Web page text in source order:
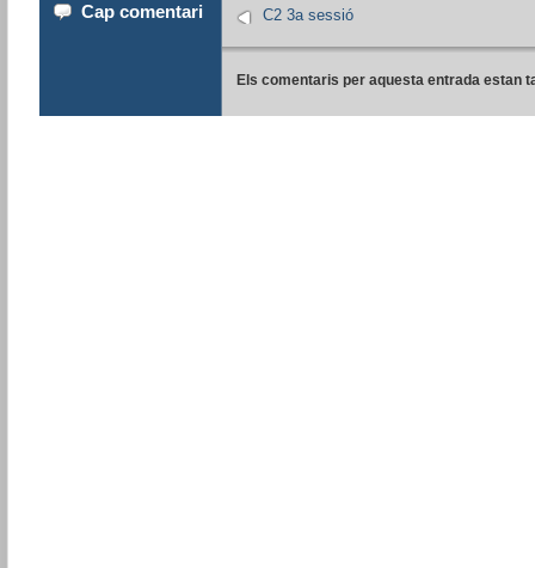
Cap comentari C2 3a sessió
Els comentaris per aquesta entrada estan